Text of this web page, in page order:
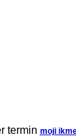
termin moji